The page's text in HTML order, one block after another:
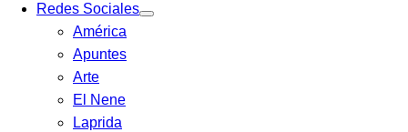
Redes Sociales
América
Apuntes
Arte
El Nene
Laprida